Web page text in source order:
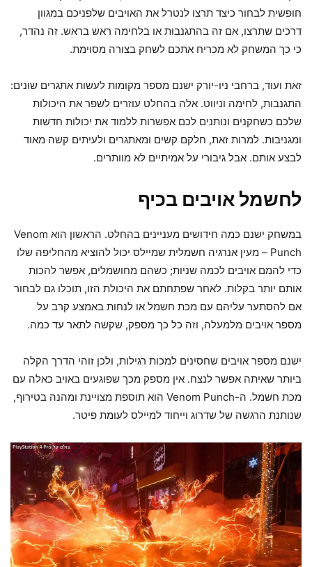
חופשית לבחור כיצד תרצו לנטרל את האויבים שלפניכם במגוון
דרכים שתרצו, אם זה בהתגנבות או בלחימה ראש בראש. זה נהדר,
כי כך המשחק לא מכריח אתכם לשחק בצורה מסוימת.
זאת ועוד, ברחבי ניו-יורק ישנם מספר מקומות לעשות אתגרים שונים:
התגנבות, לחימה וניווט. אלה בהחלט עוזרים לשפר את היכולות
שלכם כשחקנים ונותנים לכם אפשרות ללמוד את יכולות חדשות
ומגניבות. למרות זאת, חלקם קשים ומאתגרים ולעיתים קשה מאוד
לבצע אותם. אבל גיבורי על אמיתיים לא מוותרים.
לחשמל אויבים בכיף
במשחק ישנם כמה חידושים מעניינים בהחלט. הראשון הוא Venom
Punch – מעין אנרגיה חשמלית שמיילס יכול להוציא מהחליפה שלו
כדי להמם אויבים לכמה שניות; כשהם מחושמלים, אפשר להכות
אותם יותר בקלות. לאחר שפתחתם את היכולת הזו, תוכלו גם לבחור
אם להסתער עליהם עם מכת חשמל או לנחות באמצע קרב על
מספר אויבים מלמעלה, וזה כל כך מספק, שקשה לתאר עד כמה.
ישנם מספר אויבים שחסינים למכות רגילות, ולכן זוהי הדרך הקלה
ביותר שאיתה אפשר לנצח. אין מספק מכך שפוגעים באויב כאלה עם
מכת חשמל. ה-Venom Punch הוא תוספת מצויינת ומהנה בטירוף,
שנותנת הרגשה של שדרוג וייחוד למיילס לעומת פיטר.